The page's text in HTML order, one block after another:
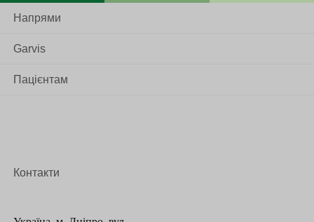
Напрями
Garvis
Пацієнтам
Контакти